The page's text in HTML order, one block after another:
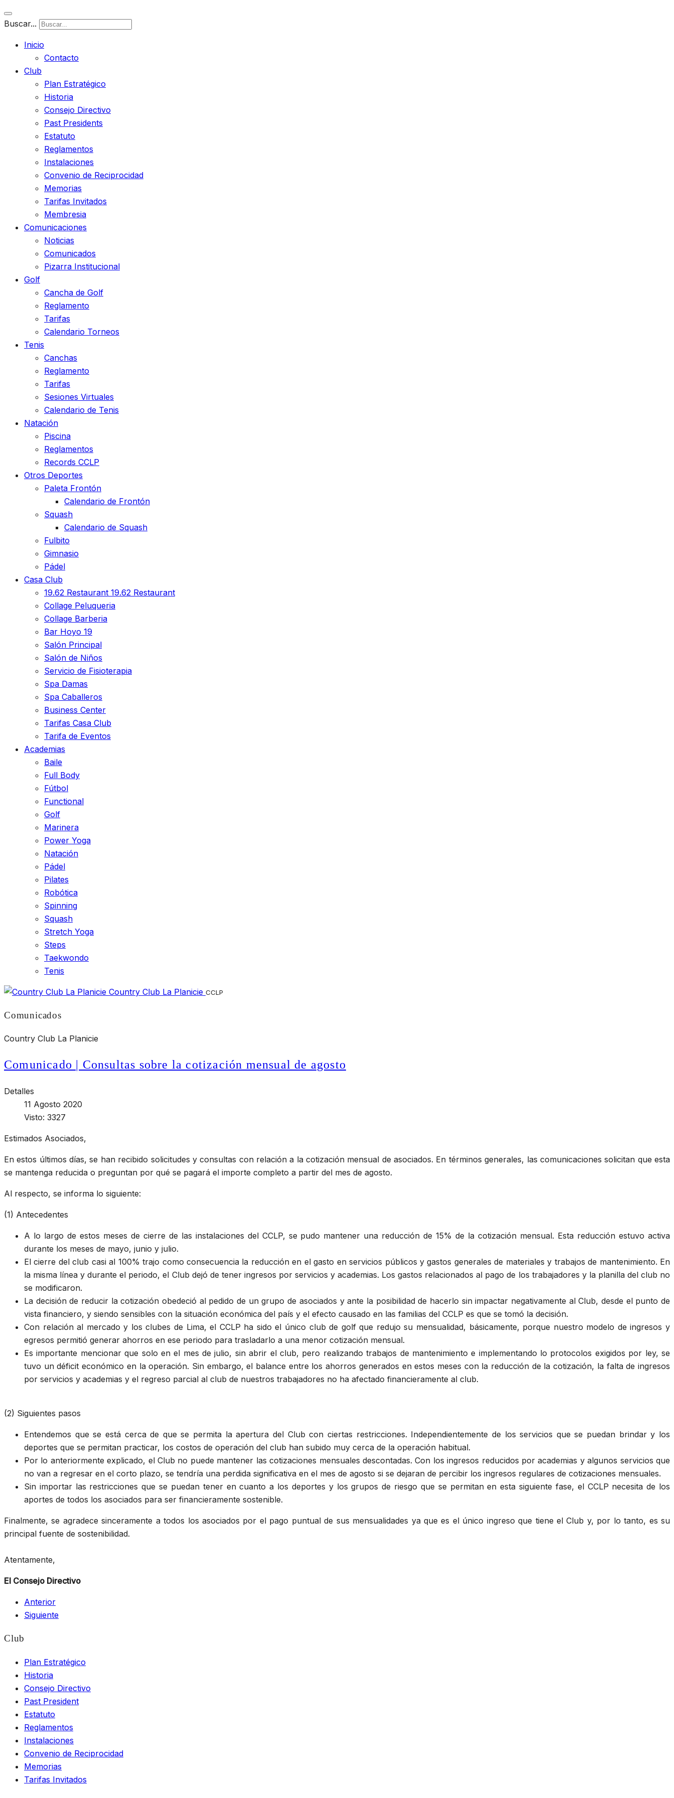
Buscar...
Inicio
Contacto
Club
Plan Estratégico
Historia
Consejo Directivo
Past Presidents
Estatuto
Reglamentos
Instalaciones
Convenio de Reciprocidad
Memorias
Tarifas Invitados
Membresia
Comunicaciones
Noticias
Comunicados
Pizarra Institucional
Golf
Cancha de Golf
Reglamento
Tarifas
Calendario Torneos
Tenis
Canchas
Reglamento
Tarifas
Sesiones Virtuales
Calendario de Tenis
Natación
Piscina
Reglamentos
Records CCLP
Otros Deportes
Paleta Frontón
Calendario de Frontón
Squash
Calendario de Squash
Fulbito
Gimnasio
Pádel
Casa Club
19.62 Restaurant 19.62 Restaurant
Collage Peluqueria
Collage Barberia
Bar Hoyo 19
Salón Principal
Salón de Niños
Servicio de Fisioterapia
Spa Damas
Spa Caballeros
Business Center
Tarifas Casa Club
Tarifa de Eventos
Academias
Baile
Full Body
Fútbol
Functional
Golf
Marinera
Power Yoga
Natación
Pádel
Pilates
Robótica
Spinning
Squash
Stretch Yoga
Steps
Taekwondo
Tenis
Country Club La Planicie CCLP
Comunicados
Country Club La Planicie
Comunicado | Consultas sobre la cotización mensual de agosto
Detalles
11 Agosto 2020
Visto: 3327
Estimados Asociados,
En estos últimos días, se han recibido solicitudes y consultas con relación a la cotización mensual de asociados. En términos generales, las comunicaciones solicitan que esta
se mantenga reducida o preguntan por qué se pagará el importe completo a partir del mes de agosto.
Al respecto, se informa lo siguiente:
(1) Antecedentes
A lo largo de estos meses de cierre de las instalaciones del CCLP, se pudo mantener una reducción de 15% de la cotización mensual. Esta reducción estuvo activa
durante los meses de mayo, junio y julio.
El cierre del club casi al 100% trajo como consecuencia la reducción en el gasto en servicios públicos y gastos generales de materiales y trabajos de mantenimiento. En
la misma línea y durante el periodo, el Club dejó de tener ingresos por servicios y academias. Los gastos relacionados al pago de los trabajadores y la planilla del club no
se modificaron.
La decisión de reducir la cotización obedeció al pedido de un grupo de asociados y ante la posibilidad de hacerlo sin impactar negativamente al Club, desde el punto de
vista financiero, y siendo sensibles con la situación económica del país y el efecto causado en las familias del CCLP es que se tomó la decisión.
Con relación al mercado y los clubes de Lima, el CCLP ha sido el único club de golf que redujo su mensualidad, básicamente, porque nuestro modelo de ingresos y
egresos permitió generar ahorros en ese periodo para trasladarlo a una menor cotización mensual.
Es importante mencionar que solo en el mes de julio, sin abrir el club, pero realizando trabajos de mantenimiento e implementando lo protocolos exigidos por ley, se
tuvo un déficit económico en la operación. Sin embargo, el balance entre los ahorros generados en estos meses con la reducción de la cotización, la falta de ingresos
por servicios y academias y el regreso parcial al club de nuestros trabajadores no ha afectado financieramente al club.
(2) Siguientes pasos
Entendemos que se está cerca de que se permita la apertura del Club con ciertas restricciones. Independientemente de los servicios que se puedan brindar y los
deportes que se permitan practicar, los costos de operación del club han subido muy cerca de la operación habitual.
Por lo anteriormente explicado, el Club no puede mantener las cotizaciones mensuales descontadas. Con los ingresos reducidos por academias y algunos servicios que
no van a regresar en el corto plazo, se tendría una perdida significativa en el mes de agosto si se dejaran de percibir los ingresos regulares de cotizaciones mensuales.
Sin importar las restricciones que se puedan tener en cuanto a los deportes y los grupos de riesgo que se permitan en esta siguiente fase, el CCLP necesita de los
aportes de todos los asociados para ser financieramente sostenible.
Finalmente, se agradece sinceramente a todos los asociados por el pago puntual de sus mensualidades ya que es el único ingreso que tiene el Club y, por lo tanto, es su
principal fuente de sostenibilidad.
Atentamente,
El Consejo Directivo
Anterior
Siguiente
Club
Plan Estratégico
Historia
Consejo Directivo
Past President
Estatuto
Reglamentos
Instalaciones
Convenio de Reciprocidad
Memorias
Tarifas Invitados